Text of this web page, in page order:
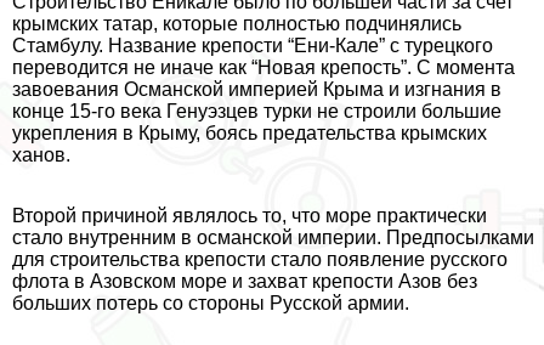
крымских татар, которые полностью подчинялись
Стамбулу. Название крепости “Ени-Кале” с турецкого
переводится не иначе как “Новая крепость”. С момента
завоевания Османской империей Крыма и изгнания в
конце 15-го века Генуэзцев турки не строили большие
укрепления в Крыму, боясь предательства крымских
ханов.
Второй причиной являлось то, что море пpaктически
стало внутренним в османской империи. Предпосылками
для строительства крепости стало появление русского
флота в Азовском море и захват крепости Азов без
больших потерь со стороны Русской армии.